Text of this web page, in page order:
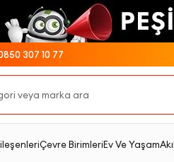
307 10 77
Çevre BirimleriEv Ve Yaşam